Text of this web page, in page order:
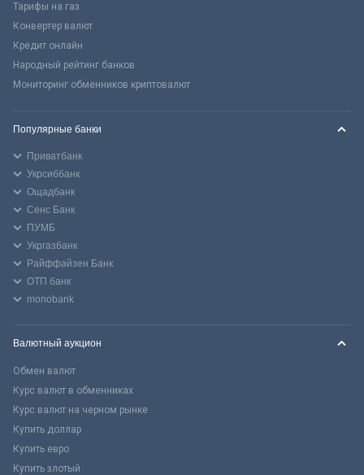
Тарифы на газ
Конвертер валют
Кредит онлайн
Народный рейтинг банков
Мониторинг обменников криптовалют
Популярные банки
Приватбанк
Укрсиббанк
Ощадбанк
Сенс Банк
ПУМБ
Укргазбанк
Райффайзен Банк
ОТП банк
monobank
Валютный аукцион
Обмен валют
Курс валют в обменниках
Курс валют на черном рынке
Купить доллар
Купить евро
Купить злотый